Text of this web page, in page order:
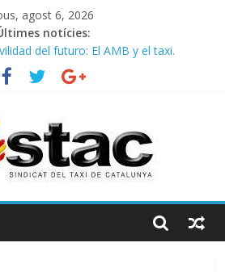
agost 6, 2026
notícies:
del futuro: El AMB y el taxi.
LIBRE 29.07.2026 en COOLTURA FM.
TÈCNICA PARA MEJORAR LA
EN EL PUERTO DE BARCELONA.
LIBRE 22.07.2026 en COOLTURA FM.
STAC – ATC